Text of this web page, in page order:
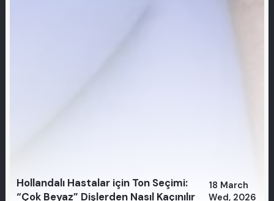
Hollandalı Hastalar için Ton Seçimi:
“Çok Beyaz” Dişlerden Nasıl Kaçınılır
18 March
Wed, 2026